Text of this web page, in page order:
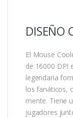
DISEÑO
El Mouse
de 16000 DPI
legendaria
los fanáticos,
mente. Tiene
jugadores